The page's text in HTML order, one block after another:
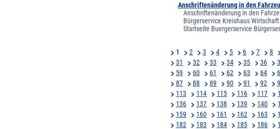
Anschriftenänderung in den
Anschriftenänderung in den
Bürgerservice Kreishaus
Startseite Buergerservice
1 2 3 4 5 6 7 8
31
32 33 34 35 36
59
60 61 62 63 64
87
88 89 90 91 92
113
114 115 116 117
136
137 138 139 140
159
160 161 162 163
182
183 184 185 186